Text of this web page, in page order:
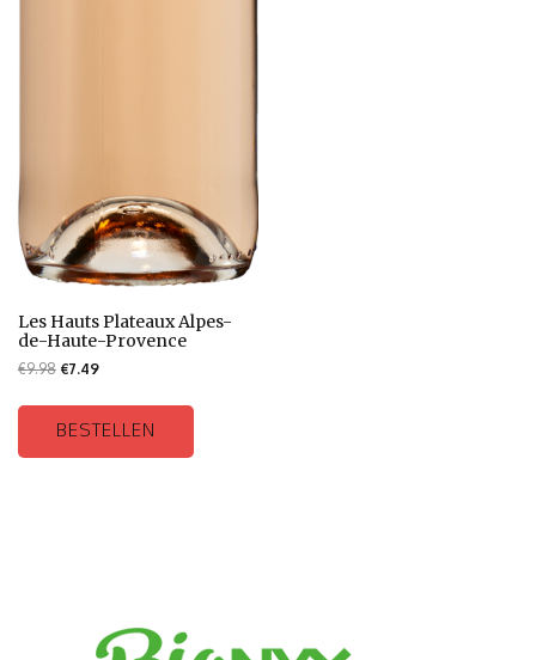
Les Hauts Plateaux Alpes-
de-Haute-Provence
€9.98 €7.49
BESTELLEN